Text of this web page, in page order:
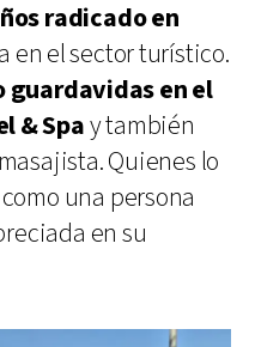
radicado en
en el sector turístico.
guardavidas en el
& Spay también
Quienes lo
una persona
en su